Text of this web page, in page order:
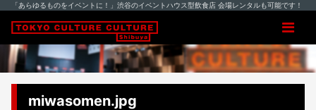
「あらゆるものをイベントに！」渋谷のイベントハウス型飲食店 会場レンタルも可能です！
miwasomen.jpg